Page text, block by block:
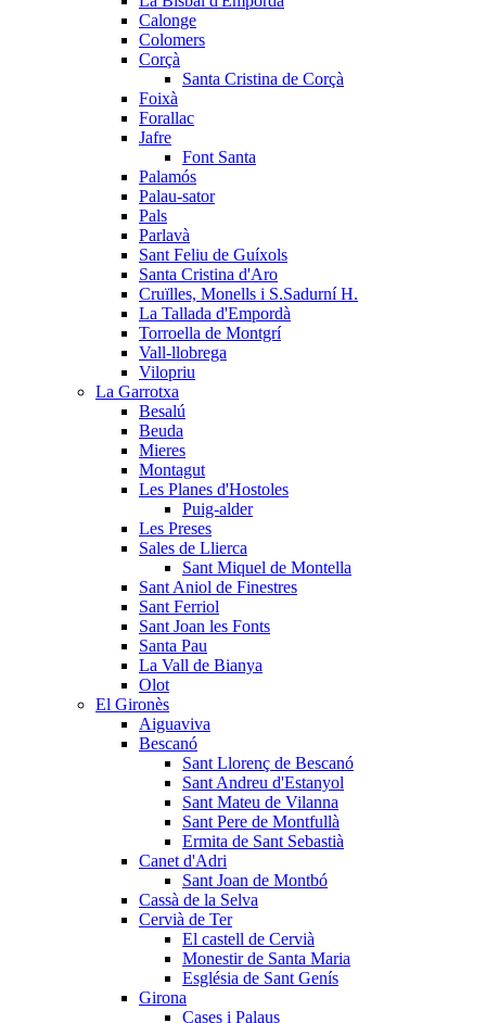
Calonge
Colomers
Corçà
Santa Cristina de Corçà
Foixà
Forallac
Jafre
Font Santa
Palamós
Palau-sator
Pals
Parlavà
Sant Feliu de Guíxols
Santa Cristina d'Aro
Cruïlles, Monells i S.Sadurní H.
La Tallada d'Empordà
Torroella de Montgrí
Vall-llobrega
Vilopriu
La Garrotxa
Besalú
Beuda
Mieres
Montagut
Les Planes d'Hostoles
Puig-alder
Les Preses
Sales de Llierca
Sant Miquel de Montella
Sant Aniol de Finestres
Sant Ferriol
Sant Joan les Fonts
Santa Pau
La Vall de Bianya
Olot
El Gironès
Aiguaviva
Bescanó
Sant Llorenç de Bescanó
Sant Andreu d'Estanyol
Sant Mateu de Vilanna
Sant Pere de Montfullà
Ermita de Sant Sebastià
Canet d'Adri
Sant Joan de Montbó
Cassà de la Selva
Cervià de Ter
El castell de Cervià
Monestir de Santa Maria
Església de Sant Genís
Girona
Cases i Palaus